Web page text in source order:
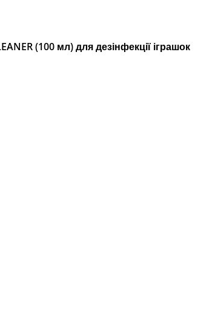
(100 мл) для дезінфекції іграшок